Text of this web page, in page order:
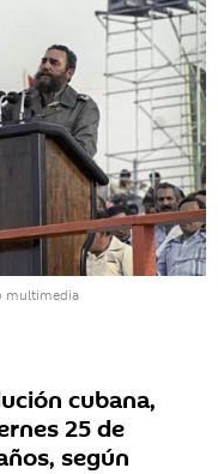
multimedia
cubana,
25 de
según